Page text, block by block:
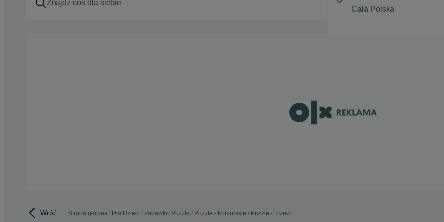
Wróć Strona główna Dla Dzieci Zabawki Puzzle Puzzle - Pomorskie Puzzle - Tczew